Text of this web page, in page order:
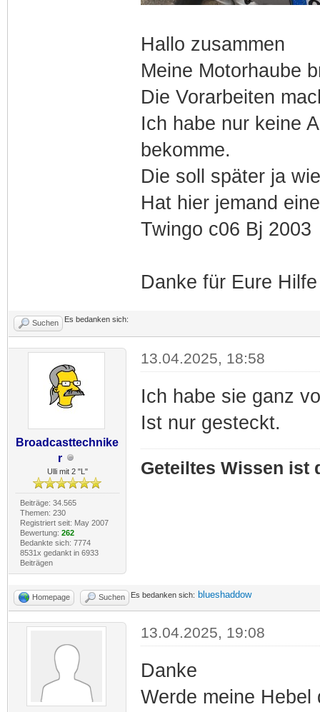
Hallo zusammen
Meine Motorhaube
Die Vorarbeiten
Ich habe nur keine
bekomme.
Die soll später ja
Hat hier jemand
Twingo c06 Bj 2003
Danke für Eure Hilfe
Suchen Es bedanken sich:
Broadcasttechnike
r
Ulli mit 2 "L"
Beiträge: 34.565
Themen: 230
Registriert seit: May 2007
Bewertung: 262
Bedankte sich: 7774
8531x gedankt in 6933
Beiträgen
13.04.2025, 18:58
Ich habe sie ganz
Ist nur gesteckt.
Geteiltes Wissen ist
Homepage Suchen Es bedanken sich: blueshaddow
13.04.2025, 19:08
Danke
Werde meine Hebel